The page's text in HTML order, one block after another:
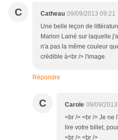
C Catheau 09/09/2013 09:21
Une belle leçon de
Marion Lainé sur laquelle
n'a pas la même couleur
crédible à<br /> l'image.
Répondre
C Carole 09/09/
<br /> <br /> Je ne
lire votre billet,
<br /> <br />